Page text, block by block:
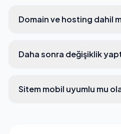
Domain ve hosting dahil
Daha sonra değişiklik
Sitem mobil uyumlu mu